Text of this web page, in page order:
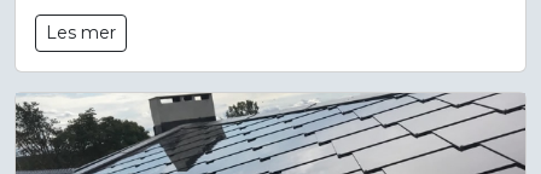
Les mer